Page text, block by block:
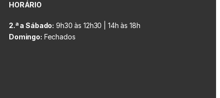
HORÁRIO
2.ª a Sábado: 9h30 às 12h30 | 14h às 18h
Domingo: Fechados